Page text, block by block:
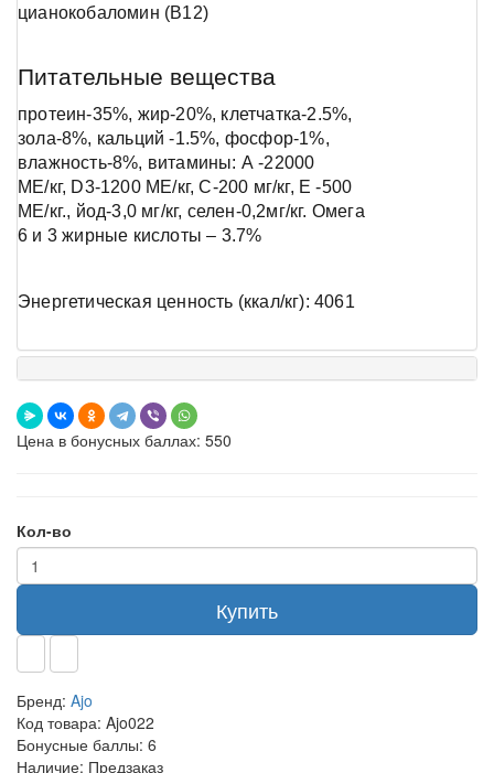
цианокобаломин (В12)
Питательные вещества
протеин-35%, жир-20%, клетчатка-2.5%,
зола-8%, кальций -1.5%, фосфор-1%,
влажность-8%, витамины: А -22000
МЕ/кг, D3-1200 МЕ/кг, С-200 мг/кг, Е -500
МЕ/кг., йод-3,0 мг/кг, селен-0,2мг/кг. Омега
6 и 3 жирные кислоты – 3.7%
Энергетическая ценность (ккал/кг): 4061
Цена в бонусных баллах: 550
Кол-во
Купить
Бренд: Ajo
Код товара: Ajo022
Бонусные баллы: 6
Наличие: Предзаказ